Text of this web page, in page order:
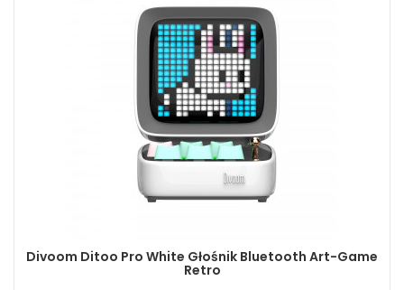
Divoom Ditoo Pro White Głośnik Bluetooth Art-Game
Retro